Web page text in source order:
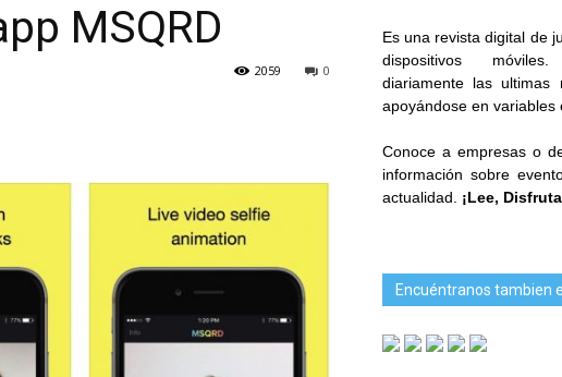
MSQRD
0
2059
Es una revista digital de
dispositivos
diariamente las ultimas
apoyándose en variables
Conoce a empresas o
información sobre
actualidad. ¡Lee,
Encuéntranos tambien